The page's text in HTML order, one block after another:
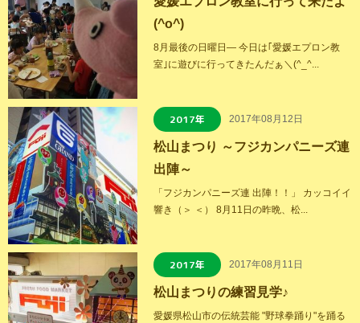
(^o^)
8月最後の日曜日― 今日は｢愛媛エプロン教
室｣に遊びに行ってきたんだぁ＼(^_^...
2017年 2017年08月12日
松山まつり ～フジカンパニーズ連
出陣～
「フジカンパニーズ連 出陣！！」 カッコイイ
響き（＞ ＜） 8月11日の昨晩、松...
2017年 2017年08月11日
松山まつりの練習見学♪
愛媛県松山市の伝統芸能 "野球拳踊り"を踊る